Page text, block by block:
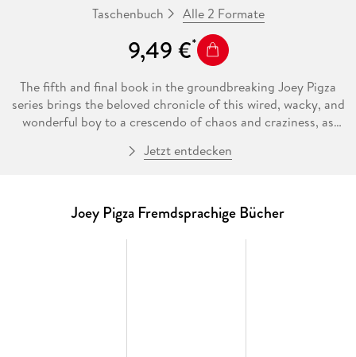
Taschenbuch Alle 2 Formate
9,49 €
The fifth and final book in the groundbreaking Joey Pigza
series brings the beloved chronicle of this wired, wacky, and
wonderful boy to a crescendo of chaos and craziness, as
his feet on the ground. With his dad MIA in the wake of
mom, who hospitalizes herself to deal with a bad case of
postpartum blues. As his challenges mount, Joey discovers a
key that could unlock the secrets to his father's
Jetzt entdecken
Joey Pigza Fremdsprachige Bücher